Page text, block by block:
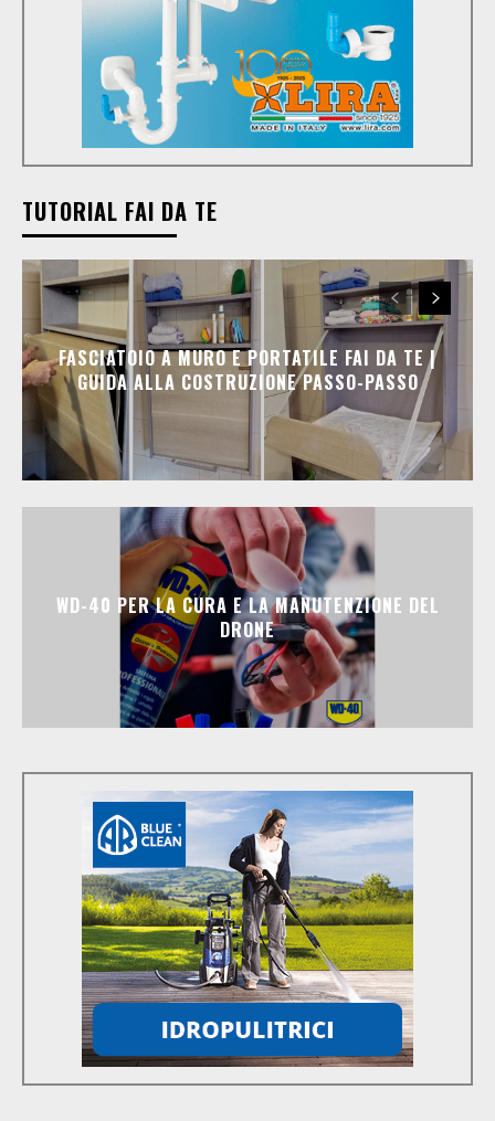
TUTORIAL FAI DA TE
FASCIATOIO A MURO E PORTATILE FAI DA TE |
GUIDA ALLA COSTRUZIONE PASSO-PASSO
WD-40 PER LA CURA E LA MANUTENZIONE DEL
DRONE